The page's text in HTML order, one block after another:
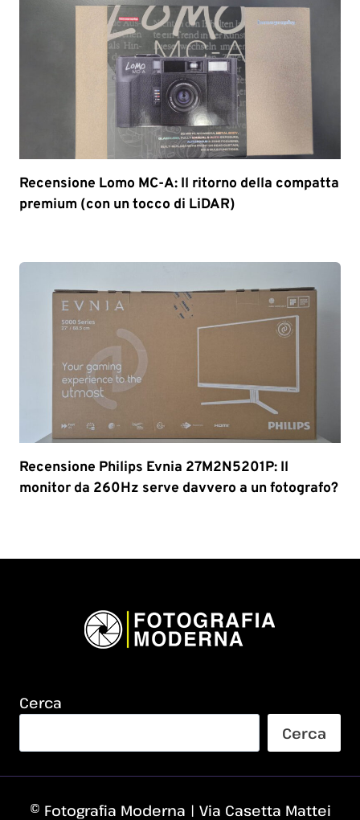
Recensione Lomo MC-A: Il ritorno della compatta
premium (con un tocco di LiDAR)
Recensione Philips Evnia 27M2N5201P: Il
monitor da 260Hz serve davvero a un fotografo?
Cerca
Cerca
© Fotografia Moderna | Via Casetta Mattei